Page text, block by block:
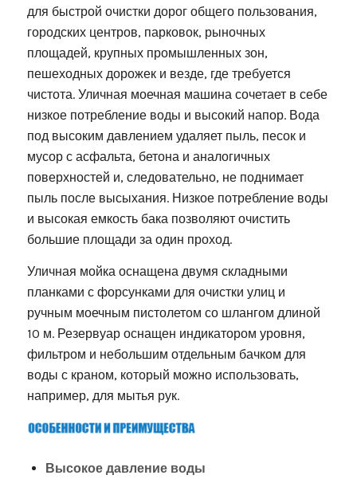
для быстрой очистки дорог общего пользования,
городских центров, парковок, рыночных
площадей, крупных промышленных зон,
пешеходных дорожек и везде, где требуется
чистота. Уличная моечная машина сочетает в себе
низкое потребление воды и высокий напор. Вода
под высоким давлением удаляет пыль, песок и
мусор с асфальта, бетона и аналогичных
поверхностей и, следовательно, не поднимает
пыль после высыхания. Низкое потребление воды
и высокая емкость бака позволяют очистить
большие площади за один проход.
Уличная мойка оснащена двумя складными
планками с форсунками для очистки улиц и
ручным моечным пистолетом со шлангом длиной
10 м. Резервуар оснащен индикатором уровня,
фильтром и небольшим отдельным бачком для
воды с краном, который можно использовать,
например, для мытья рук.
Высокое давление воды